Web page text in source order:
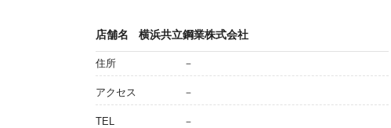
店舗名 横浜共立鋼業株式会社
住所 －
アクセス －
TEL －